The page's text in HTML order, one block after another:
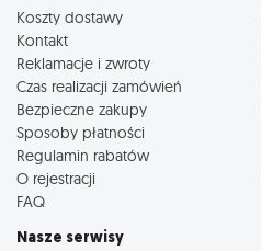
Koszty dostawy
Kontakt
Reklamacje i zwroty
Czas realizacji zamówień
Bezpieczne zakupy
Sposoby płatności
Regulamin rabatów
O rejestracji
FAQ
Nasze serwisy